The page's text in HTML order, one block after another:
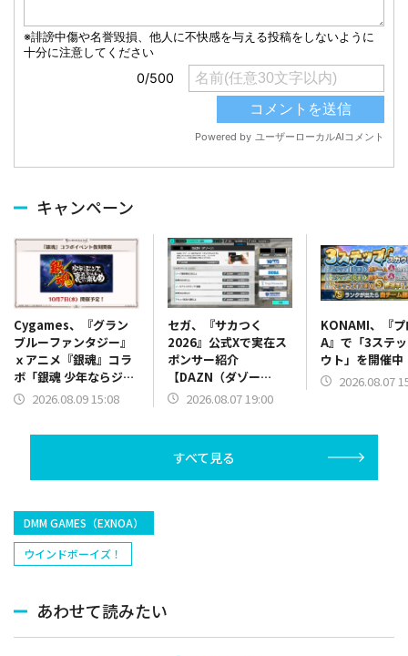
キャンペーン
Cygames、『グラン
ブルーファンタジー』
ｘアニメ『銀魂』コラ
ボ「銀魂 少年ならジャ
ンプの裏表紙までちゃ
2026.08.09 15:08
セガ、『サカつく
2026』公式Xで実在ス
ポンサー紹介
【DAZN（ダゾー
ン）】篇をポスト
2026.08.07 19:00
KONAMI、『
A』で「3ステ
ウト」を開催中
2026.08.07
すべて見る
DMM GAMES（EXNOA）
ウインドボーイズ！
あわせて読みたい